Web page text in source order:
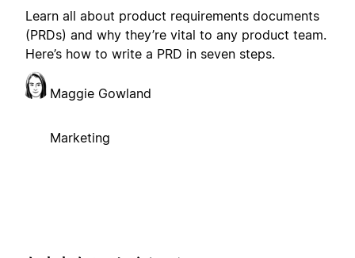
Learn all about product requirements documents
(PRDs) and why they’re vital to any product team.
Here’s how to write a PRD in seven steps.
Maggie Gowland
Marketing